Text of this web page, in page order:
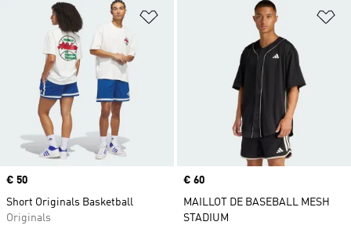
Ajouter à la Liste de produits
Prix
€ 50
Short Originals Basketball
Originals
Prix
€ 60
MAILLOT DE BASEBALL MESH
STADIUM